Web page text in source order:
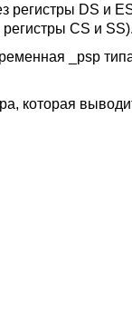
регистры DS и
CS и SS).
_psp
которая